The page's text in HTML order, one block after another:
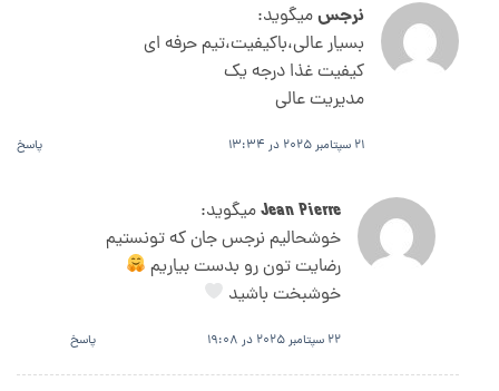
نرجسمیگوید:
بسیار عالی،باکیفیت،تیم حرفه ای
کیفیت غذا درجه یک
مدیریت عالی
21 سپتامبر 2025 در 13:34 پاسخ
Jean Pierreمیگوید:
خوشحالیم نرجس جان که تونستیم
رضایت تون رو بدست بیاریم
خوشبخت باشید
22 سپتامبر 2025 در 19:08 پاسخ